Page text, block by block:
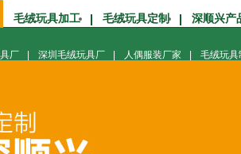
毛绒玩具加工 毛绒玩具定制 深顺兴产
厂 深圳毛绒玩具厂 人偶服装厂家 毛绒玩具